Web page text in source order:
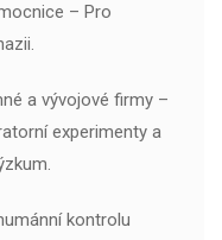
– Pro
a vývojové firmy –
experimenty a
kontrolu